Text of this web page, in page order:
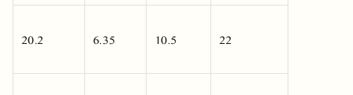
20.2 6.35 10.5 22